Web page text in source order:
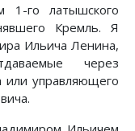
го латышского
Кремль. Я
Ильича Ленина,
через
управляющего